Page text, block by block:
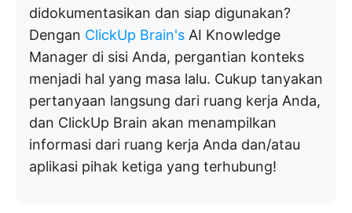
didokumentasikan dan siap digunakan?
Dengan ClickUp Brain's AI Knowledge
Manager di sisi Anda, pergantian konteks
menjadi hal yang masa lalu. Cukup tanyakan
pertanyaan langsung dari ruang kerja Anda,
dan ClickUp Brain akan menampilkan
informasi dari ruang kerja Anda dan/atau
aplikasi pihak ketiga yang terhubung!